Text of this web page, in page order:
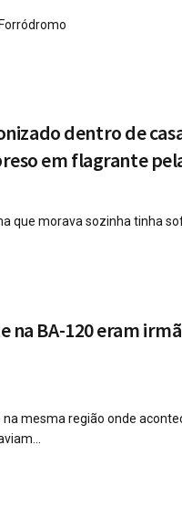
dentro de
em flagrante
que morava sozinha tinha
na BA-120 eram
mesma região onde